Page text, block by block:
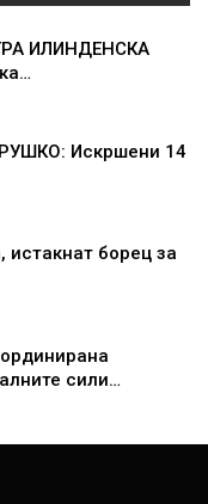
ИЛИНДЕНСКА
Искршени 14
истакнат борец за
сили…